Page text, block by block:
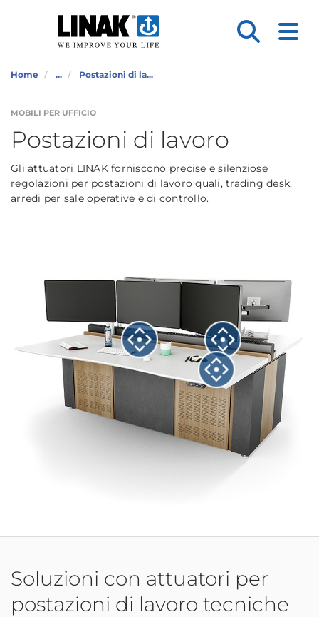
Home ... Postazioni di la...
MOBILI PER UFFICIO
Postazioni di lavoro
Gli attuatori LINAK forniscono precise e silenziose
regolazioni per postazioni di lavoro quali, trading desk,
arredi per sale operative e di controllo.
Soluzioni con attuatori per
postazioni di lavoro tecniche